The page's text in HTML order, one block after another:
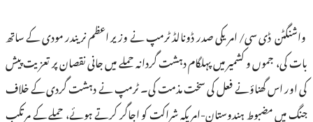
واشنگٹن ڈی سی/ امریکی صدر ڈونالڈ ٹرمپ نے وزیر اعظم نریندر مودی کے ساتھ
بات کی، جموں و کشمیر میں پہلگام دہشت گردانہ حملے میں جانی نقصان پر تعزیت پیش
کی اور اس گھناؤنے فعل کی سخت مذمت کی۔ ٹرمپ نے دہشت گردی کے خلاف
جنگ میں مضبوط ہندوستان-امریکہ شراکت کو اجاگر کرتے ہوئے، حملے کے مرتکب